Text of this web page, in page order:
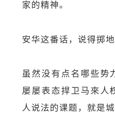
家的精神。
安华这番话，说得掷地
虽然没有点名哪些势
屡屡表态捍卫马來人
人说法的课题，就是城